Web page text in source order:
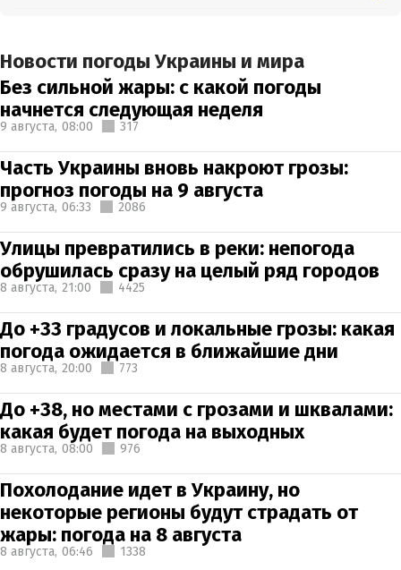
Новости погоды Украины и мира
Без сильной жары: с какой погоды
начнется следующая неделя
9 августа, 08:00 317
Часть Украины вновь накроют грозы:
прогноз погоды на 9 августа
9 августа, 06:33 2086
Улицы превратились в реки: непогода
обрушилась сразу на целый ряд городов
8 августа, 21:00 4425
До +33 градусов и локальные грозы: какая
погода ожидается в ближайшие дни
8 августа, 20:00 773
До +38, но местами с грозами и шквалами:
какая будет погода на выходных
8 августа, 08:00 976
Похолодание идет в Украину, но
некоторые регионы будут страдать от
жары: погода на 8 августа
8 августа, 06:46 1338